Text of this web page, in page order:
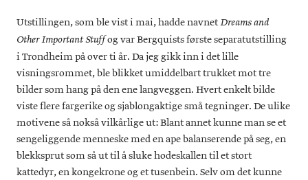
Utstillingen, som ble vist i mai, hadde navnetDreams and
Other Important Stuffog var Bergquists første separatutstilling
i Trondheim på over ti år. Da jeg gikk inn i det lille
visningsrommet, ble blikket umiddelbart trukket mot tre
bilder som hang på den ene langveggen. Hvert enkelt bilde
viste flere fargerike og sjablongaktige små tegninger. De ulike
motivene så nokså vilkårlige ut: Blant annet kunne man se et
sengeliggende menneske med en ape balanserende på seg, en
blekksprut som så ut til å sluke hodeskallen til et stort
kattedyr, en kongekrone og et tusenbein. Selv om det kunne